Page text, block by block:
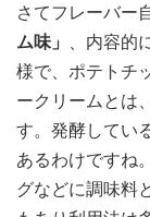
さてフレーバー
ム味」 、内容的
様で、ポテトチ
ークリームとは
す。発酵してい
あるわけですね
グなどに調味料